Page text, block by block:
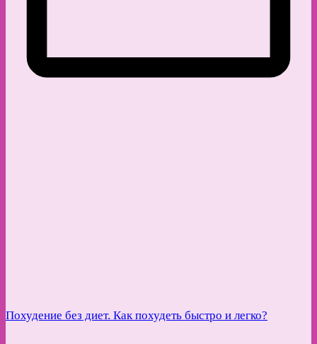
Похудение без диет. Как похудеть быстро и легко?